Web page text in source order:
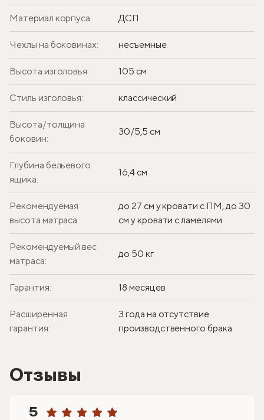
Материал корпуса: ДСП
Чехлы на боковинах: несъемные
Высота изголовья: 105 см
Стиль изголовья: классический
Высота/толщина
боковин:
30/5,5 см
Глубина бельевого
ящика:
16,4 см
Рекомендуемая
высота матраса:
до 27 см у кровати с ПМ, до 30
см у кровати с ламелями
Рекомендуемый вес
матраса:
до 50 кг
Гарантия: 18 месяцев
Расширенная
гарантия:
3 года на отсутствие
производственного брака
Отзывы
5